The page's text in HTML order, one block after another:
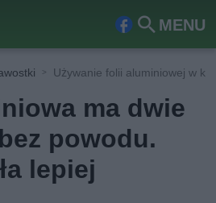
MENU
Fa
ook
Szu
Używanie folii aluminiowej w
ma dwie
powodu.
lepiej